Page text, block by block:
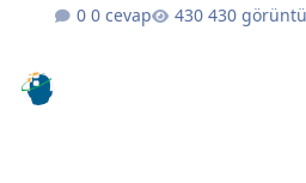
0 cevap
430 görüntü